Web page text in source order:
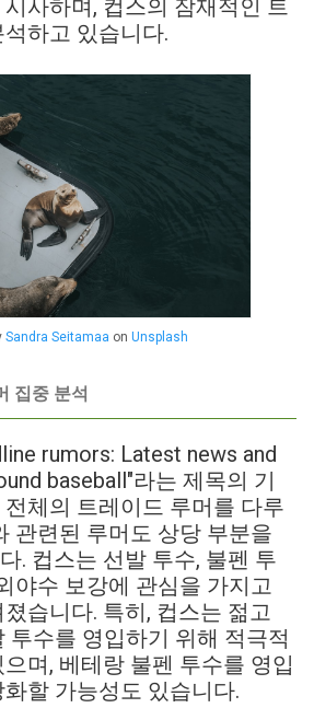
사하며, 컵스의 잠재적인 트
하고 있습니다.
Sandra Seitamaa on Unsplash
집중 분석
rumors: Latest news and
baseball"라는 제목의 기
체의 트레이드 루머를 다루
관련된 루머도 상당 부분을
. 컵스는 선발 투수, 불펜 투
야수 보강에 관심을 가지고
습니다. 특히, 컵스는 젊고
투수를 영입하기 위해 적극적
며, 베테랑 불펜 투수를 영입
할 가능성도 있습니다.